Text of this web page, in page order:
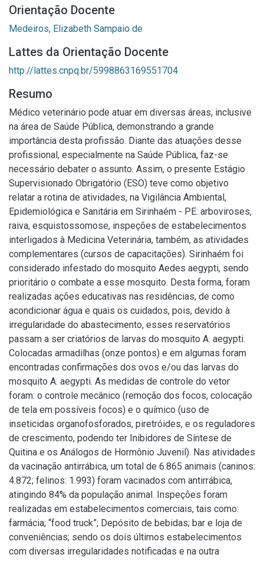
Orientação Docente
Medeiros, Elizabeth Sampaio de
Lattes da Orientação Docente
http://lattes.cnpq.br/5998863169551704
Resumo
Médico veterinário pode atuar em diversas áreas, inclusive
na área de Saúde Pública, demonstrando a grande
importância desta profissão. Diante das atuações desse
profissional, especialmente na Saúde Pública, faz-se
necessário debater o assunto. Assim, o presente Estágio
Supervisionado Obrigatório (ESO) teve como objetivo
relatar a rotina de atividades, na Vigilância Ambiental,
Epidemiológica e Sanitária em Sirinhaém - PE: arboviroses,
raiva, esquistossomose, inspeções de estabelecimentos
interligados à Medicina Veterinária, também, as atividades
complementares (cursos de capacitações). Sirinhaém foi
considerado infestado do mosquito Aedes aegypti, sendo
prioritário o combate a esse mosquito. Desta forma, foram
realizadas ações educativas nas residências, de como
acondicionar água e quais os cuidados, pois, devido à
irregularidade do abastecimento, esses reservatórios
passam a ser criatórios de larvas do mosquito A. aegypti.
Colocadas armadilhas (onze pontos) e em algumas foram
encontradas confirmações dos ovos e/ou das larvas do
mosquito A. aegypti. As medidas de controle do vetor
foram: o controle mecânico (remoção dos focos, colocação
de tela em possíveis focos) e o químico (uso de
inseticidas organofosforados, piretróides, e os reguladores
de crescimento, podendo ter Inibidores de Síntese de
Quitina e os Análogos de Hormônio Juvenil). Nas atividades
da vacinação antirrábica, um total de 6.865 animais (caninos:
4.872; felinos: 1.993) foram vacinados com antirrábica,
atingindo 84% da população animal. Inspeções foram
realizadas em estabelecimentos comerciais, tais como:
farmácia; “food truck”; Depósito de bebidas; bar e loja de
conveniências; sendo os dois últimos estabelecimentos
com diversas irregularidades notificadas e na outra